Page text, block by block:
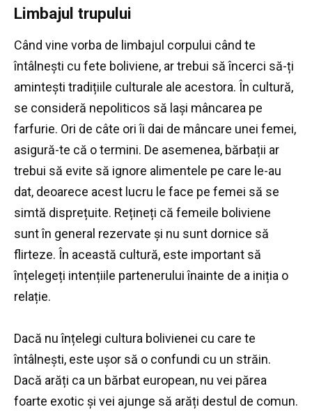
Limbajul trupului
Când vine vorba de limbajul corpului când te
întâlnești cu fete boliviene, ar trebui să încerci să-ți
amintești tradițiile culturale ale acestora. În cultură,
se consideră nepoliticos să lași mâncarea pe
farfurie. Ori de câte ori îi dai de mâncare unei femei,
asigură-te că o termini. De asemenea, bărbații ar
trebui să evite să ignore alimentele pe care le-au
dat, deoarece acest lucru le face pe femei să se
simtă disprețuite. Rețineți că femeile boliviene
sunt în general rezervate și nu sunt dornice să
flirteze. În această cultură, este important să
înțelegeți intențiile partenerului înainte de a iniția o
relație.
Dacă nu înțelegi cultura bolivienei cu care te
întâlnești, este ușor să o confundi cu un străin.
Dacă arăți ca un bărbat european, nu vei părea
foarte exotic și vei ajunge să arăți destul de comun.